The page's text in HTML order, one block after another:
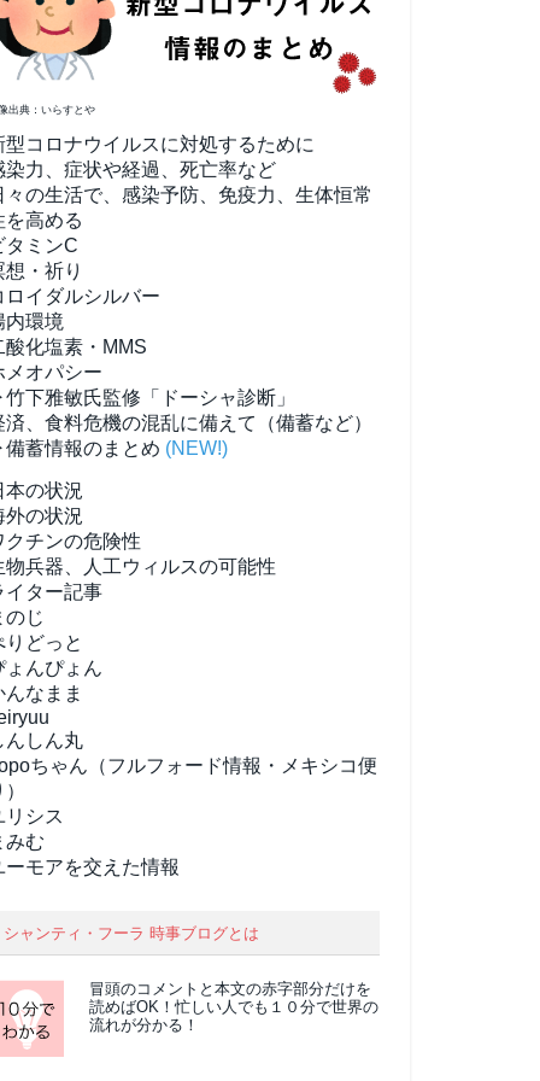
出典：いらすとや
型コロナウイルスに対処するために
染力、症状や経過、死亡率など
々の生活で、感染予防、免疫力、生体恒常
を高める
タミンC
想・祈り
ロイダルシルバー
内環境
酸化塩素・MMS
メオパシー
下雅敏氏監修「ドーシャ診断」
済、食料危機の混乱に備えて（備蓄など）
蓄情報のまとめ (NEW!)
本の状況
外の状況
クチンの危険性
物兵器、人工ウィルスの可能性
イター記事
のじ
りどっと
ょんぴょん
んなまま
んしん丸
ちゃん（フルフォード情報・メキシコ便
リシス
みむ
ーモアを交えた情報
シャンティ・フーラ 時事ブログとは
冒頭のコメントと本文の赤字部分だけを
読めばOK！忙しい人でも１０分で世界の
流れが分かる！